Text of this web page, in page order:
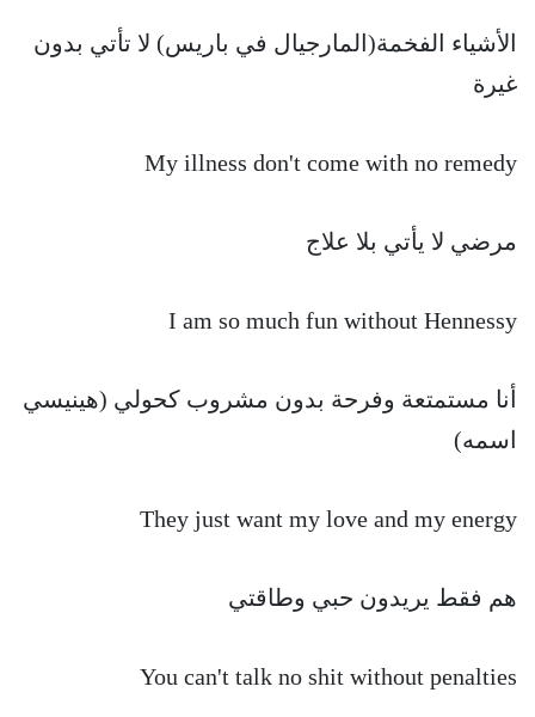
الأشياء الفخمة(المارجيال في باريس) لا تأتي بدون
غيرة
My illness don't come with no remedy
مرضي لا يأتي بلا علاج
I am so much fun without Hennessy
أنا مستمتعة وفرحة بدون مشروب كحولي (هينيسي
اسمه)
They just want my love and my energy
هم فقط يريدون حبي وطاقتي
You can't talk no shit without penalties